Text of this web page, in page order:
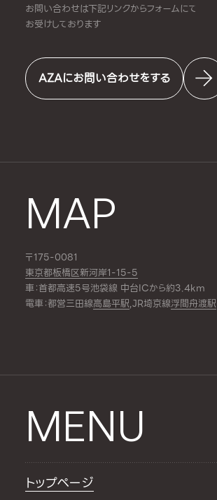
お問い合わせは下記リンクからフォームにて
お受けしております
AZAにお問い合わせをする
MAP
〒175-0081
東京都板橋区新河岸1-15-5
車：首都高速5号池袋線 中台ICから約3.4km
電車：都営三田線高島平駅,JR埼京線浮間舟渡駅
MENU
トップページ